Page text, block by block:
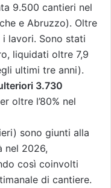
9.500 cantieri nel
e Abruzzo). Oltre
lavori. Sono stati
liquidati oltre 7,9
ultimi tre anni).
3.730
oltre l’80% nel
sono giunti alla
nel 2026,
così coinvolti
di cantiere.